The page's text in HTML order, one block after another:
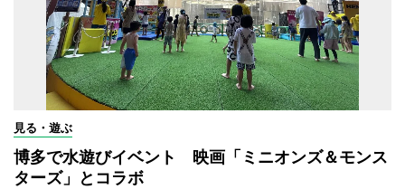
見る・遊ぶ
博多で水遊びイベント 映画「ミニオンズ＆モンス
ターズ」とコラボ